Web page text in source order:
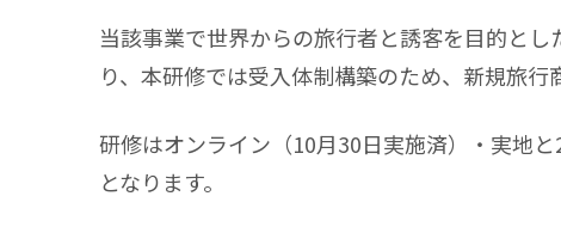
当該事業で世界からの旅行者と誘客を目的と
り、本研修では受入体制構築のため、新規旅行
研修はオンライン（10月30日実施済）・実地
となります。